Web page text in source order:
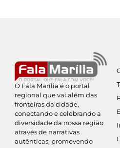
O Fala Marília é o portal
regional que vai além das
fronteiras da cidade,
conectando e celebrando a
diversidade da nossa região
através de narrativas
autênticas, promovendo